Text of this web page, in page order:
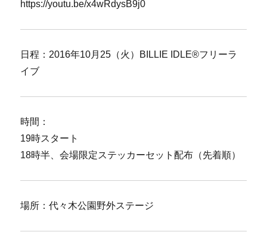
https://youtu.be/x4wRdysB9j0
日程：2016年10月25（火）BILLIE IDLE®フリーラ
イブ
時間：
19時スタート
18時半、会場限定ステッカーセット配布（先着順）
場所：代々木公園野外ステージ